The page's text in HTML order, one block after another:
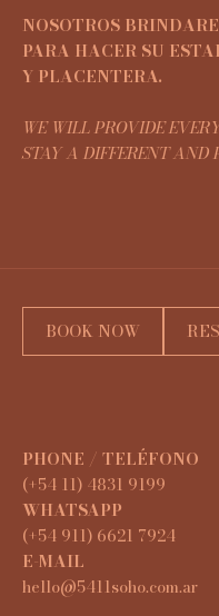
NOSOTROS
PARA HACER SU
Y PLACENTERA.
WE WILL PROVIDE
STAY A DIFFERENT AND
BOOK NOW
PHONE / TELÉFONO
(+54 11) 4831 9199
WHATSAPP
(+54 911) 6621 7924
E-MAIL
hello@5411soho.com.ar